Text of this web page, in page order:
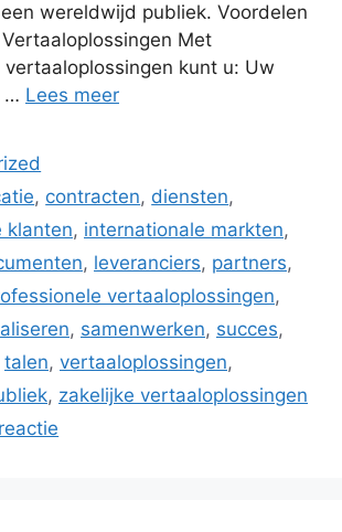
wereldwijd publiek. Voordelen
Met
vertaaloplossingen kunt u: Uw
… Lees meer
, contracten, diensten,
klanten, internationale markten,
, leveranciers, partners,
vertaaloplossingen,
, samenwerken, succes,
talen, vertaaloplossingen,
, zakelijke vertaaloplossingen